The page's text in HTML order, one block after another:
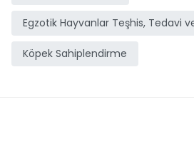
Egzotik Hayvanlar Teşhis, Tedavi
Köpek Sahiplendirme